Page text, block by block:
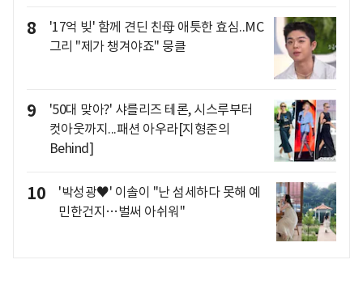
8
'17억 빚' 함께 견딘 친母 애틋한 효심..MC
그리 "제가 챙겨야죠" 뭉클
9
'50대 맞아?' 샤를리즈 테론, 시스루부터
컷아웃까지...패션 아우라[지형준의
Behind]
10
'박성광♥' 이솔이 "난 섬세하다 못해 예
민한건지…벌써 아쉬워"